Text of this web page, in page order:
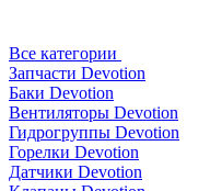
Все категории
Запчасти Devotion
Баки Devotion
Вентиляторы Devotion
Гидрогруппы Devotion
Горелки Devotion
Датчики Devotion